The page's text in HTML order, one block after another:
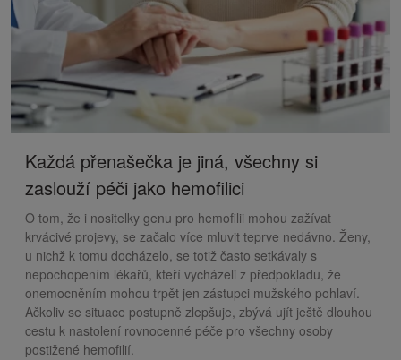
Každá přenašečka je jiná, všechny si
zaslouží péči jako hemofilici
O tom, že i nositelky genu pro hemofilii mohou zažívat
krvácivé projevy, se začalo více mluvit teprve nedávno. Ženy,
u nichž k tomu docházelo, se totiž často setkávaly s
nepochopením lékařů, kteří vycházeli z předpokladu, že
onemocněním mohou trpět jen zástupci mužského pohlaví.
Ačkoliv se situace postupně zlepšuje, zbývá ujít ještě dlouhou
cestu k nastolení rovnocenné péče pro všechny osoby
postižené hemofilií.